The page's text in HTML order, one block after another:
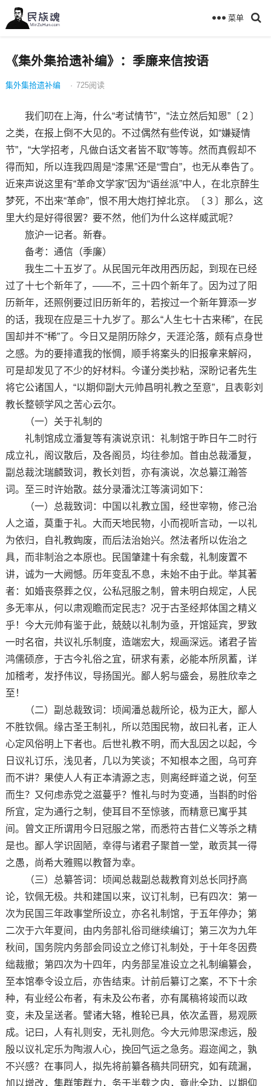
菜单
《集外集拾遗补编》：季廉来信按语
集外集拾遗补编 · 725阅读
我们叨在上海，什么“考试情节”，“法立然后知恩”〔２〕
之类，在报上倒不大见的。不过偶然有些传说，如“嫌疑情
节”，“大学招考，凡做白话文者皆不取”等等。然而真假却不
得而知，所以连我四周是“漆黑”还是“雪白”，也无从奉告了。
近来声说这里有“革命文学家”因为“语丝派”中人，在北京醉生
梦死，不出来“革命”，恨不用大炮打掉北京。〔３〕那么，这
里大约是好得很罢？要不然，他们为什么这样威武呢？
旅沪一记者。新春。
备考：通信（季廉）
我生二十五岁了。从民国元年改用西历起，到现在已经
过了十七个新年了，——不，三十四个新年了。因为过了阳
历新年，还照例要过旧历新年的，若按过一个新年算添一岁
的话，我现在应是三十九岁了。那么“人生七十古来稀”，在民
国却并不“稀”了。今日又是阴历除夕，天涯沦落，颇有点身世
之感。为的要排遣我的怅惆，顺手将案头的旧报拿来解闷，
可是却发见了不少的好材料。今谨分类抄粘，深盼记者先生
将它公诸国人，“以期仰副大元帅昌明礼教之至意”，且表彰刘
教长整顿学风之苦心云尔。
（一）关于礼制的
礼制馆成立潘复等有演说京讯：礼制馆于昨日午二时行
成立礼，阁议散后，及各阁员，均往参加。首由总裁潘复，
副总裁沈瑞麟致词，教长刘哲，亦有演说，次总纂江瀚答
词。至三时许始散。兹分录潘沈江等演词如下：
（一）总裁致词：中国以礼教立国，经世宰物，修己治
人之道，莫重于礼。大而天地民物，小而视听言动，一以礼
为依归，自礼教蜪废，而后法治始兴。然法者所以佐治之
具，而非制治之本原也。民国肇建十有余载，礼制废置不
讲，诚为一大阙憾。历年变乱不息，未始不由于此。举其著
者：如婚丧祭葬之仪，公私冠服之制，曾未明白规定，人民
多无率从，何以肃观瞻而定民志？况于古圣经邦体国之精义
乎！今大元帅有鉴于此，兢兢以礼制为亟，开馆延宾，罗致
一时名宿，共议礼乐制度，造端宏大，规画深远。诸君子皆
鸿儒硕彦，于古今礼俗之宜，研求有素，必能本所夙蓄，详
加稽考，发抒伟议，导扬国光。鄙人躬与盛会，易胜欣幸之
至！
（二）副总裁致词：顷闻潘总裁所论，极为正大，鄙人
不胜钦佩。缘古圣王制礼，所以范围民物，故曰礼者，正人
心定风俗明上下者也。后世礼教不明，而大乱因之以起，今
日议礼订乐，浅见者，几以为笑谈；不知根本之图，乌可弃
而不讲？果使人人有正本清源之志，则离经畔道之说，何至
而生？又何虑赤党之滋蔓乎？惟礼与时为变通，当斟酌时俗
所宜，定为通行之制，使耳目不至惊骇，而精意已寓乎其
间。曾文正所谓用今日冠服之常，而悉符古昔仁义等杀之精
是也。鄙人学识固陋，幸得与诸君子聚首一堂，敢贡其一得
之愚，尚希大雅赐以教督为幸。
（三）总纂答词：顷闻总裁副总裁教育刘总长同抒高
论，钦佩无极。共和建国以来，议订礼制，已有四次：第一
次为民国三年政事堂所设立，亦名礼制馆，于五年停办；第
二次于六年夏间，由内务部礼俗司继续编订；第三次为九年
秋间，国务院内务部会同设立之修订礼制处，于十年冬因费
绌裁撤；第四次为十四年，内务部呈准设立之礼制编纂会，
至本馆奉令设立后，亦告结束。计前后纂订之案，不下十余
种，有业经公布者，有未及公布者，亦有属稿将竣而以政
变，未及呈送者。譬诸大辂，椎轮已具，依次孟晋，易观厥
成。记曰，人有礼则安，无礼则危。今大元帅思深虑远，殷
殷以议礼定乐为陶淑人心，挽回气运之急务。遐迩闻之，孰
不兴感？在事同人，拟先将前纂各稿共同研究，如有疏漏，
加以增改，集群策群力，务于半载之内，竟此全功，以期仰